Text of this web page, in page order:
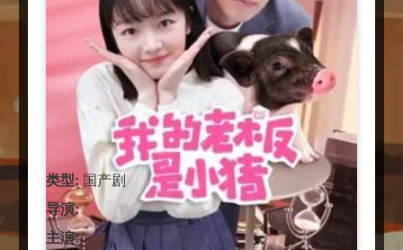
类型:国产剧
导演:
主演: